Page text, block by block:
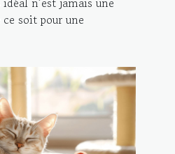
soit pour une